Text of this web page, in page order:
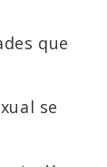
que
se